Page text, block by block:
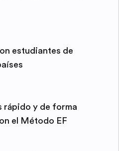
estudiantes de
rápido y de forma
el Método EF